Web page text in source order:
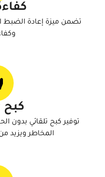
تضمن ميزة إعادة الضبط
كبح
توفير كبح تلقائي بدون
المخاطر ويزيد